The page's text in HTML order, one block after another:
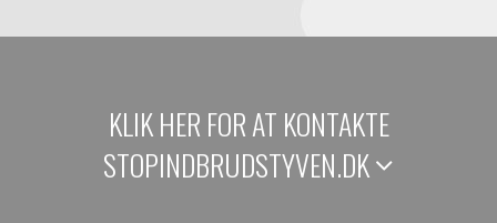
KLIK HER FOR AT KONTAKTE
STOPINDBRUDSTYVEN.DK